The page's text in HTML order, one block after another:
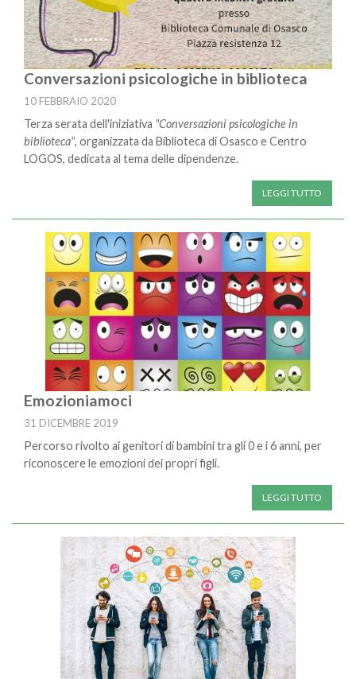
Conversazioni psicologiche in biblioteca
10 FEBBRAIO 2020
Terza serata dell'iniziativa "Conversazioni psicologiche in
biblioteca", organizzata da Biblioteca di Osasco e Centro
LOGOS, dedicata al tema delle dipendenze.
LEGGI TUTTO
Emozioniamoci
31 DICEMBRE 2019
Percorso rivolto ai genitori di bambini tra gli 0 e i 6 anni, per
riconoscere le emozioni dei propri figli.
LEGGI TUTTO